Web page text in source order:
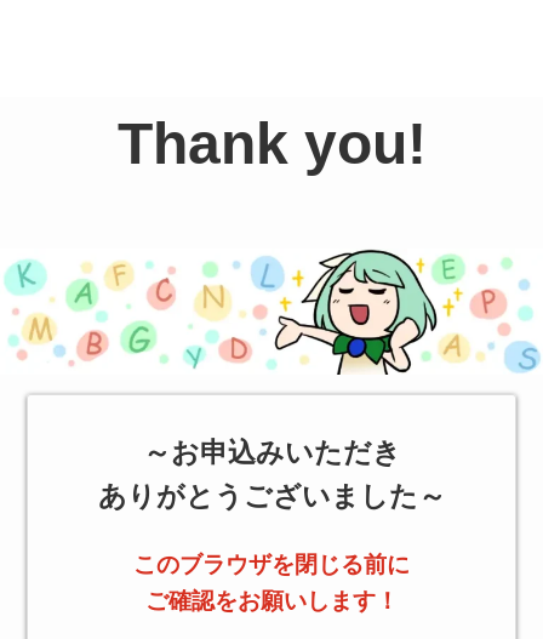
Thank you!
お申込みいただき
ありがとうございました
このブラウザを閉じる前に
ご確認をお願いします！